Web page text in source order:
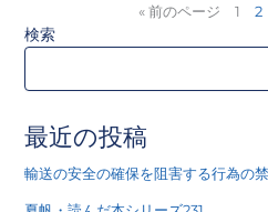
« 前のページ 1 2
検索
最近の投稿
輸送の安全の確保を阻害する行為の